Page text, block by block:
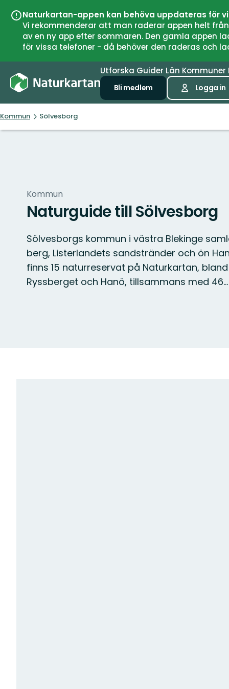
Naturkartan-appen kan behöva uppdateras för
Vi rekommenderar att man raderar appen helt
av en ny app efter sommaren. Den gamla
för vissa telefoner - då behöver den raderas och
Utforska Guider Län Kommuner
Bli medlem Logga in
Kommun Sölvesborg
Kommun
Naturguide till Sölvesborg
Sölvesborgs kommun i västra Blekinge
berg, Listerlandets sandstränder och ön
finns 15 naturreservat på Naturkartan,
Ryssberget och Hanö, tillsammans med 46…